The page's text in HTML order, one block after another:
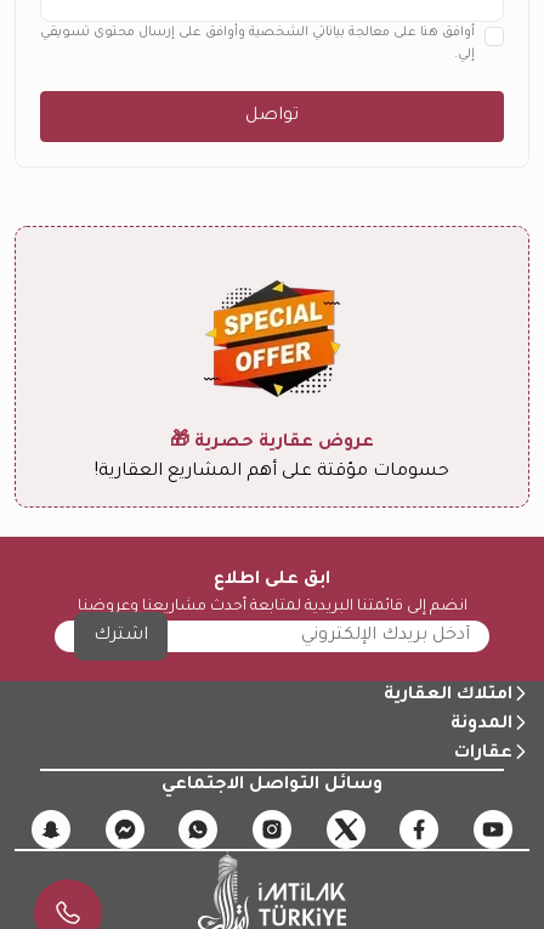
أوافق هنا على معالجة بياناتي الشخصية وأوافق على إرسال محتوى تسويقي
إلي.
تواصل
عروض عقارية حصرية 🎁
حسومات مؤقتة على أهم المشاريع العقارية!
ابق على اطلاع
انضم إلى قائمتنا البريدية لمتابعة أحدث مشاريعنا وعروضنا
اشترك
امتلاك العقارية
المدونة
عقارات
وسائل التواصل الاجتماعي